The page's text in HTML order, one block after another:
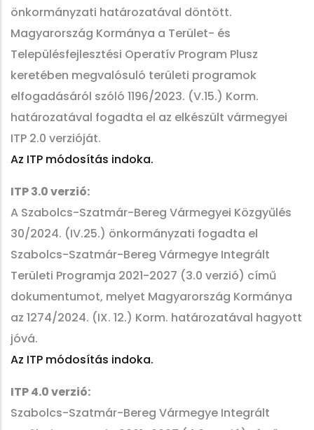
önkormányzati határozatával döntött.
Magyarország Kormánya a Terület- és
Településfejlesztési Operatív Program Plusz
keretében megvalósuló területi programok
elfogadásáról szóló 1196/2023. (V.15.) Korm.
határozatával fogadta el az elkészült vármegyei
ITP 2.0 verzióját.
Az ITP módosítás indoka.
ITP 3.0 verzió:
A Szabolcs-Szatmár-Bereg Vármegyei Közgyűlés
30/2024. (IV.25.) önkormányzati fogadta el
Szabolcs-Szatmár-Bereg Vármegye Integrált
Területi Programja 2021-2027 (3.0 verzió) című
dokumentumot, melyet Magyarország Kormánya
az 1274/2024. (IX. 12.) Korm. határozatával hagyott
jóvá.
Az ITP módosítás indoka.
ITP 4.0 verzió:
Szabolcs-Szatmár-Bereg Vármegye Integrált